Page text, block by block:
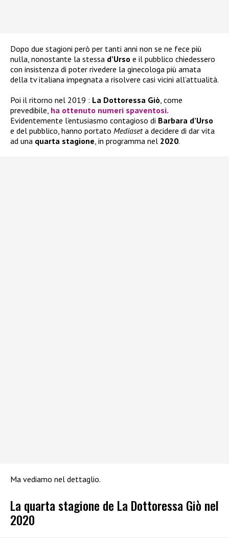
Dopo due stagioni però per tanti anni non se ne fece più
nulla, nonostante la stessa d’Urso e il pubblico chiedessero
con insistenza di poter rivedere la ginecologa più amata
della tv italiana impegnata a risolvere casi vicini all’attualità.
Poi il ritorno nel 2019 : La Dottoressa Giò, come
prevedibile, ha ottenuto numeri spaventosi.
Evidentemente l’entusiasmo contagioso di Barbara d’Urso
e del pubblico, hanno portato Mediaseta decidere di dar vita
ad una quarta stagione, in programma nel 2020.
Ma vediamo nel dettaglio.
La quarta stagione de La Dottoressa Giò nel
2020